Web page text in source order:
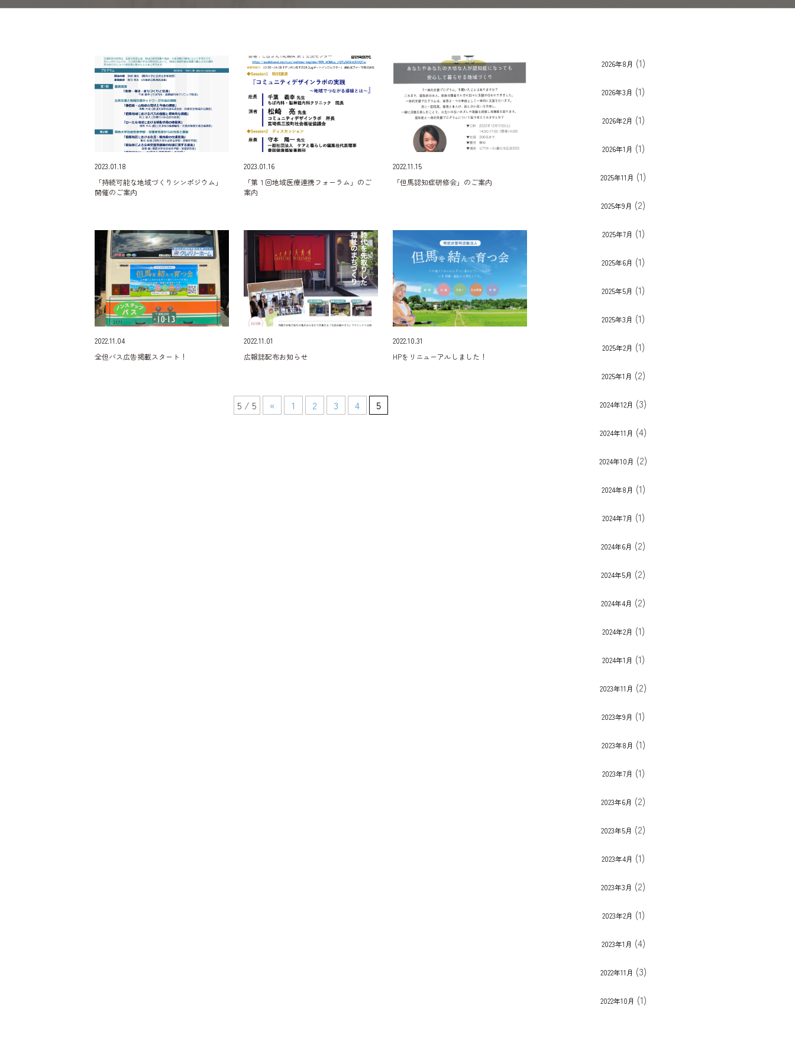
2023.01.18
「持続可能な地域づくりシンポジウム」
開催のご案内
2023.01.16
「第１回地域医療連携フォーラム」のご
案内
2022.11.15
「但馬認知症研修会」のご案内
2022.11.04
全但バス広告掲載スタート！
2022.11.01
広報誌配布お知らせ
2022.10.31
HPをリニューアルしました！
5 / 5 « 1 2 3 4 5
2026年8月 (1)
2026年3月 (1)
2026年2月 (1)
2026年1月 (1)
2025年11月 (1)
2025年9月 (2)
2025年7月 (1)
2025年6月 (1)
2025年5月 (1)
2025年3月 (1)
2025年2月 (1)
2025年1月 (2)
2024年12月 (3)
2024年11月 (4)
2024年10月 (2)
2024年8月 (1)
2024年7月 (1)
2024年6月 (2)
2024年5月 (2)
2024年4月 (2)
2024年2月 (1)
2024年1月 (1)
2023年11月 (2)
2023年9月 (1)
2023年8月 (1)
2023年7月 (1)
2023年6月 (2)
2023年5月 (2)
2023年4月 (1)
2023年3月 (2)
2023年2月 (1)
2023年1月 (4)
2022年11月 (3)
2022年10月 (1)